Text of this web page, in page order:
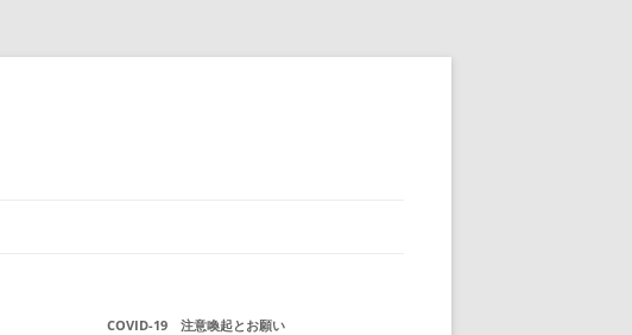
COVID-19 注意喚起とお願い